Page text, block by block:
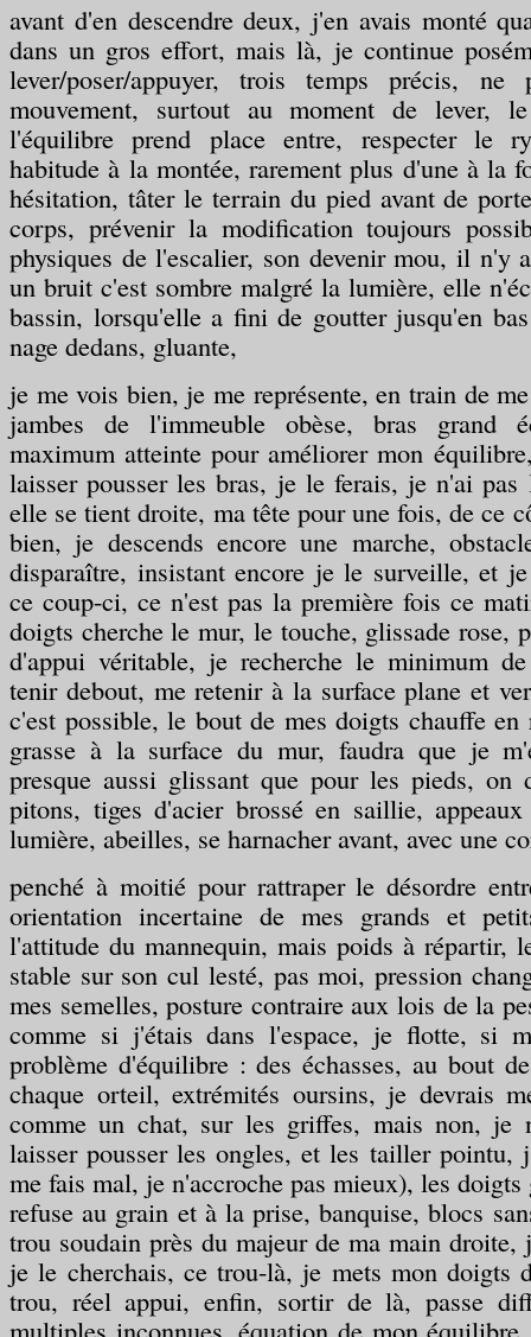
avant d'en descendre deux, j'en avais monté
dans un gros effort, mais là, je continue
lever/poser/appuyer, trois temps précis, ne
mouvement, surtout au moment de lever,
l'équilibre prend place entre, respecter le
habitude à la montée, rarement plus d'une à la
hésitation, tâter le terrain du pied avant de
corps, prévenir la modification toujours
physiques de l'escalier, son devenir mou, il n'y
un bruit c'est sombre malgré la lumière, elle
bassin, lorsqu'elle a fini de goutter jusqu'en
nage dedans, gluante,
je me vois bien, je me représente, en train de
jambes de l'immeuble obèse, bras grand
maximum atteinte pour améliorer mon
laisser pousser les bras, je le ferais, je n'ai
elle se tient droite, ma tête pour une fois, de ce
bien, je descends encore une marche,
disparaître, insistant encore je le surveille, et
ce coup-ci, ce n'est pas la première fois ce
doigts cherche le mur, le touche, glissade rose,
d'appui véritable, je recherche le minimum
tenir debout, me retenir à la surface plane et
c'est possible, le bout de mes doigts chauffe
grasse à la surface du mur, faudra que je
presque aussi glissant que pour les pieds, on
pitons, tiges d'acier brossé en saillie,
lumière, abeilles, se harnacher avant, avec une
penché à moitié pour rattraper le désordre
orientation incertaine de mes grands et
l'attitude du mannequin, mais poids à répartir,
stable sur son cul lesté, pas moi, pression
mes semelles, posture contraire aux lois de la
comme si j'étais dans l'espace, je flotte, si
problème d'équilibre : des échasses, au bout
chaque orteil, extrémités oursins, je devrais
comme un chat, sur les griffes, mais non, je
laisser pousser les ongles, et les tailler pointu,
me fais mal, je n'accroche pas mieux), les
refuse au grain et à la prise, banquise, blocs
trou soudain près du majeur de ma main droite,
je le cherchais, ce trou-là, je mets mon doigts
trou, réel appui, enfin, sortir de là, passe
multiples inconnues, équation de mon